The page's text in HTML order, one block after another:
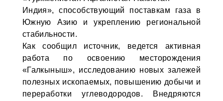
Индия», способствующий поставкам газа в
Южную Азию и укреплению региональной
стабильности.
Как сообщил источник, ведется активная
работа по освоению месторождения
«Галкыныш», исследованию новых залежей
полезных ископаемых, повышению добычи и
переработки углеводородов. Внедряются